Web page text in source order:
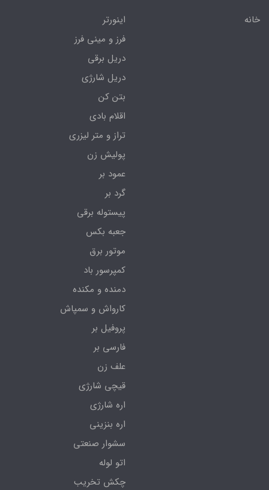
خانه
اینورتر
فرز و مینی فرز
دریل برقی
دریل شارژی
بتن کن
اقلام بادی
تراز و متر لیزری
پولیش زن
عمود بر
گرد بر
پیستوله برقی
جعبه بکس
موتور برق
کمپرسور باد
دمنده و مکنده
کارواش و سمپاش
پروفیل بر
فارسی بر
علف زن
قیچی شارژی
اره شارژی
اره بنزینی
سشوار صنعتی
اتو لوله
چکش تخریب